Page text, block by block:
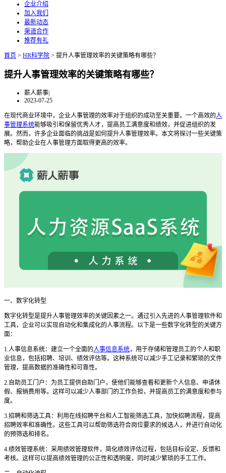
企业介绍
加入我们
最新动态
渠道合作
推荐有礼
首页 > HR科学院 > 提升人事管理效率的关键策略有哪些？
提升人事管理效率的关键策略有哪些？
薪人薪事|
2023-07-25
在现代商业环境中，企业人事管理的效率对于组织的成功至关重要。一个高效的人
事管理系统能够吸引和保留优秀人才，提高员工满意度和绩效，并促进组织的发
展。然而，许多企业面临的挑战是如何提升人事管理效率。本文将探讨一些关键策
略，帮助企业在人事管理方面取得更高的效率。
一、数字化转型
数字化转型是提升人事管理效率的关键因素之一。通过引入先进的人事管理软件和
工具，企业可以实现自动化和集成化的人事流程。以下是一些数字化转型的关键方
面：
1.人事信息系统：建立一个全面的人事信息系统，用于存储和管理员工的个人和职
业信息，包括招聘、培训、绩效评估等。这种系统可以减少手工记录和繁琐的文件
管理，提高数据的准确性和可靠性。
2.自助员工门户：为员工提供自助门户，使他们能够查看和更新个人信息、申请休
假、报销费用等。这样可以减少人事部门的工作负担，并提高员工的满意度和参与
度。
3.招聘和筛选工具：利用在线招聘平台和人工智能筛选工具，加快招聘流程，提高
招聘效率和准确性。这些工具可以帮助筛选符合岗位要求的候选人，并进行自动化
的预筛选和排名。
4.绩效管理系统：采用绩效管理软件，简化绩效评估过程，包括目标设定、反馈和
考核。这样可以提高绩效管理的公正性和透明度，同时减少繁琐的手工工作。